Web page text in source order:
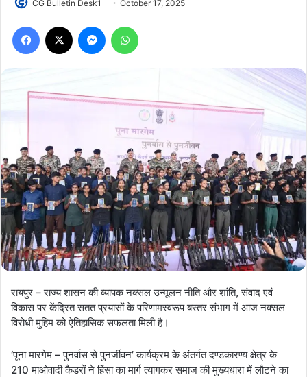
CG Bulletin Desk1 October 17, 2025
Facebook Messenger
रायपुर – राज्य शासन की व्यापक नक्सल उन्मूलन नीति और शांति, संवाद एवं
विकास पर केंद्रित सतत प्रयासों के परिणामस्वरूप बस्तर संभाग में आज नक्सल
विरोधी मुहिम को ऐतिहासिक सफलता मिली है।
‘पूना मारगेम – पुनर्वास से पुनर्जीवन’ कार्यक्रम के अंतर्गत दण्डकारण्य क्षेत्र के
210 माओवादी कैडरों ने हिंसा का मार्ग त्यागकर समाज की मुख्यधारा में लौटने का